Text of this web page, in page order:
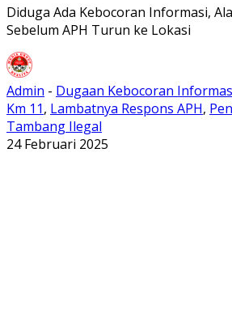
Diduga Ada Kebocoran Informasi,
Sebelum APH Turun ke Lokasi
Admin - Dugaan Kebocoran
Km 11, Lambatnya Respons APH,
Tambang Ilegal
24 Februari 2025